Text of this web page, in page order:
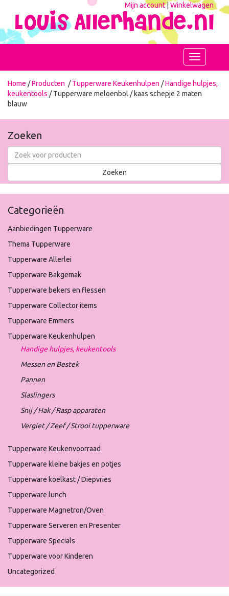
Mijn account|Winkelwagen
Toggle
navigation
Home /Producten /Tupperware Keukenhulpen /Handige hulpjes,
keukentools / Tupperware meloenbol / kaas schepje 2 maten
blauw
Zoeken
Categorieën
Aanbiedingen Tupperware
Thema Tupperware
Tupperware Allerlei
Tupperware Bakgemak
Tupperware bekers en flessen
Tupperware Collector items
Tupperware Emmers
Tupperware Keukenhulpen
Handige hulpjes, keukentools
Messen en Bestek
Pannen
Slaslingers
Snij / Hak / Rasp apparaten
Vergiet / Zeef / Strooi tupperware
Tupperware Keukenvoorraad
Tupperware kleine bakjes en potjes
Tupperware koelkast / Diepvries
Tupperware lunch
Tupperware Magnetron/Oven
Tupperware Serveren en Presenter
Tupperware Specials
Tupperware voor Kinderen
Uncategorized